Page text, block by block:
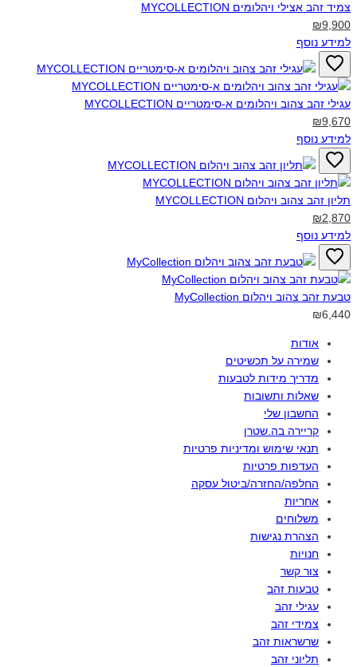
צמיד זהב אצילי ויהלומים MYCOLLECTION‎
₪9,900
למידע נוסף
עגילי זהב צהוב ויהלומים א-סימטריים MYCOLLECTION‎
₪9,670
למידע נוסף
תליון זהב צהוב ויהלום MYCOLLECTION‎
₪2,870
למידע נוסף
טבעת זהב צהוב ויהלום MyCollection‎
₪6,440
אודות
שמירה על תכשיטים
מדריך מידות לטבעות
שאלות ותשובות
החשבון שלי
קריירה בה.שטרן
תנאי שימוש ומדיניות פרטיות
העדפות פרטיות
החלפה/החזרה/ביטול עסקה
אחריות
משלוחים
הצהרת נגישות
חנויות
צור קשר
טבעות זהב
עגילי זהב
צמידי זהב
שרשראות זהב
תליוני זהב